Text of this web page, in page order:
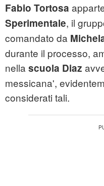
Fabio Tortosa
Sperimentale, il
comandato da
durante il processo,
nella scuola Diaz
messicana',
considerati tali.